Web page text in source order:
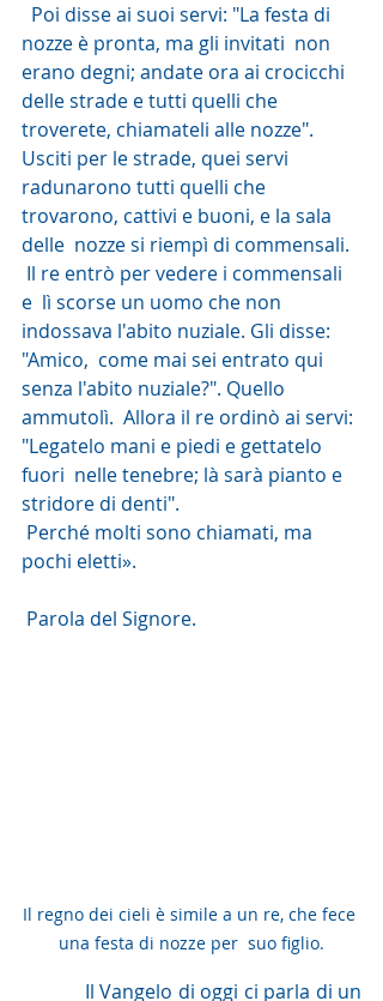
nozze è pronta, ma gli invitati  non
erano degni; andate ora ai crocicchi
delle strade e tutti quelli che
troverete, chiamateli alle nozze".
Usciti per le strade, quei servi
radunarono tutti quelli che
trovarono, cattivi e buoni, e la sala
delle  nozze si riempì di commensali.
e  lì scorse un uomo che non
indossava l'abito nuziale. Gli disse:
"Amico,  come mai sei entrato qui
senza l'abito nuziale?". Quello
ammutolì.  Allora il re ordinò ai servi:
"Legatelo mani e piedi e gettatelo
fuori  nelle tenebre; là sarà pianto e
stridore di denti".
pochi eletti».
Parola del Signore.
Il regno dei cieli è simile a un re, che fece
una festa di nozze per  suo figlio.